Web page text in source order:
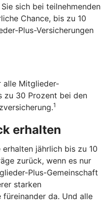
sich bei teilnehmenden
Chance, bis zu 10
Plus-Versicherungen
alle Mitglieder-
zu 30 Prozent bei den
1
erhalten
jährlich bis zu 10
zurück, wenn es nur
Plus-Gemeinschaft
starken
da. Und alle